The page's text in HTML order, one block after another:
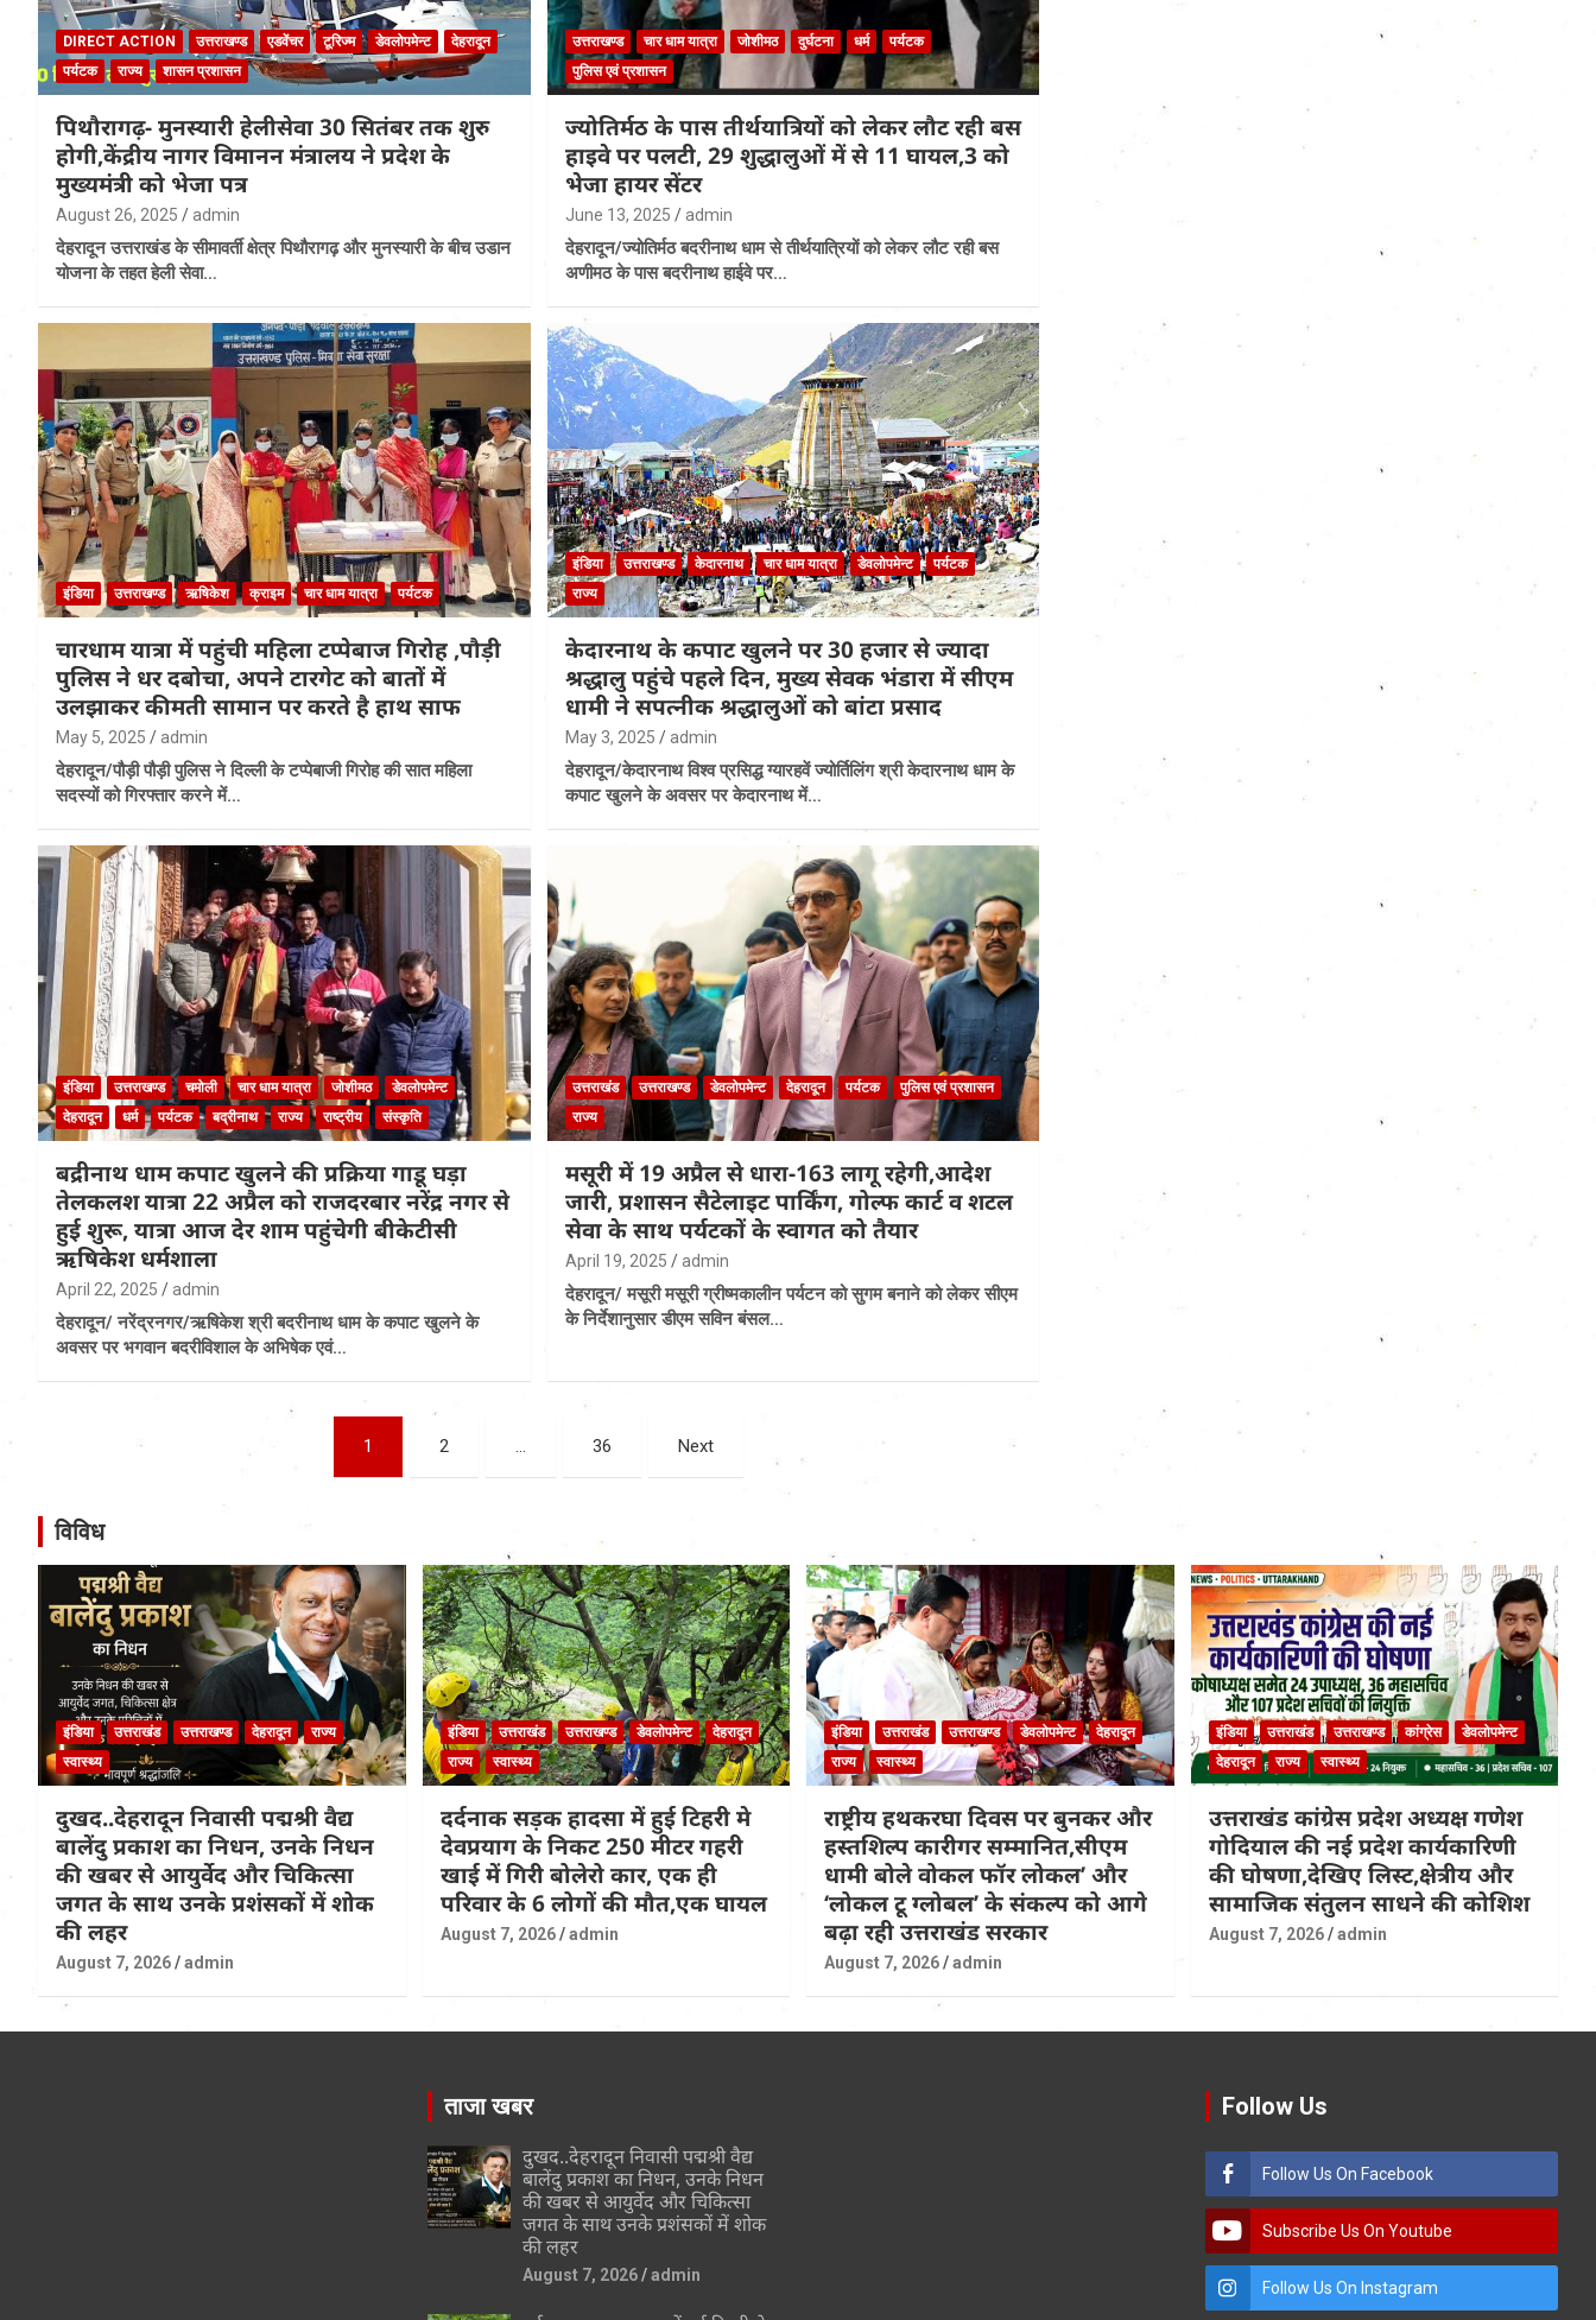
DIRECT ACTION उत्तराखण्ड एडवेंचर टूरिज्म डेवलोपमेन्ट
देहरादून
पर्यटक
राज्य शासन प्रशासन
पिथौरागढ़- मुनस्यारी हेलीसेवा 30 सितंबर तक शुरु
होगी,केंद्रीय नागर विमानन मंत्रालय ने प्रदेश के
मुख्यमंत्री को भेजा पत्र
August 26, 2025 admin
देहरादून उत्तराखंड के सीमावर्ती क्षेत्र पिथौरागढ़ और मुनस्यारी के बीच उडान
योजना के तहत हेली सेवा…
उत्तराखण्ड चार धाम यात्रा जोशीमठ दुर्घटना धर्म
पर्यटक
पुलिस एवं प्रशासन
ज्योतिर्मठ के पास तीर्थयात्रियों को लेकर लौट रही बस
हाइवे पर पलटी, 29 शुद्धालुओं में से 11 घायल,3 को
भेजा हायर सेंटर
June 13, 2025 admin
देहरादून/ज्योतिर्मठ बदरीनाथ धाम से तीर्थयात्रियों को लेकर लौट रही बस
अणीमठ के पास बदरीनाथ हाईवे पर…
इंडिया उत्तराखण्ड ऋषिकेश क्राइम चार धाम यात्रा पर्यटक
चारधाम यात्रा में पहुंची महिला टप्पेबाज गिरोह ,पौड़ी
पुलिस ने धर दबोचा, अपने टारगेट को बातों में
उलझाकर कीमती सामान पर करते है हाथ साफ
May 5, 2025 admin
देहरादून/पौड़ी पौड़ी पुलिस ने दिल्ली के टप्पेबाजी गिरोह की सात महिला
सदस्यों को गिरफ्तार करने में…
इंडिया उत्तराखण्ड केदारनाथ चार धाम यात्रा डेवलोपमेन्ट
पर्यटक
राज्य
केदारनाथ के कपाट खुलने पर 30 हजार से ज्यादा
श्रद्धालु पहुंचे पहले दिन, मुख्य सेवक भंडारा में सीएम
धामी ने सपत्नीक श्रद्धालुओं को बांटा प्रसाद
May 3, 2025 admin
देहरादून/केदारनाथ विश्व प्रसिद्ध ग्यारहवें ज्योर्तिलिंग श्री केदारनाथ धाम के
कपाट खुलने के अवसर पर केदारनाथ में…
इंडिया उत्तराखण्ड चमोली चार धाम यात्रा जोशीमठ
डेवलोपमेन्ट
देहरादून
धर्म पर्यटक बद्रीनाथ राज्य राष्ट्रीय संस्कृति
बद्रीनाथ धाम कपाट खुलने की प्रक्रिया गाडू घड़ा
तेलकलश यात्रा 22 अप्रैल को राजदरबार नरेंद्र नगर से
हुई शुरू, यात्रा आज देर शाम पहुंचेगी बीकेटीसी
ऋषिकेश धर्मशाला
April 22, 2025 admin
देहरादून/ ‌नरेंद्रनगर/ऋषिकेश श्री बदरीनाथ धाम के कपाट खुलने के
अवसर पर भगवान बदरीविशाल के अभिषेक एवं…
उत्तराखंड उत्तराखण्ड डेवलोपमेन्ट देहरादून पर्यटक
पुलिस एवं प्रशासन
राज्य
मसूरी में 19 अप्रैल से धारा-163 लागू रहेगी,आदेश
जारी, प्रशासन सैटेलाइट पार्किंग, गोल्फ कार्ट व शटल
सेवा के साथ पर्यटकों के स्वागत को तैयार
April 19, 2025 admin
देहरादून/ मसूरी मसूरी ग्रीष्मकालीन पर्यटन को सुगम बनाने को लेकर सीएम
के निर्देशानुसार डीएम सविन बंसल…
1 2 … 36 Next
विविध
इंडिया उत्तराखंड उत्तराखण्ड देहरादून
राज्य
स्वास्थ्य
दुखद..देहरादून निवासी पद्मश्री वैद्य
बालेंदु प्रकाश का निधन, उनके निधन
की खबर से आयुर्वेद और चिकित्सा
जगत के साथ उनके प्रशंसकों में शोक
की लहर
August 7, 2026 admin
इंडिया उत्तराखंड उत्तराखण्ड डेवलोपमेन्ट
देहरादून
राज्य
स्वास्थ्य
दर्दनाक सड़क हादसा में हुई टिहरी मे
देवप्रयाग के निकट 250 मीटर गहरी
खाई में गिरी बोलेरो कार, एक ही
परिवार के 6 लोगों की मौत,एक घायल
August 7, 2026 admin
इंडिया उत्तराखंड उत्तराखण्ड डेवलोपमेन्ट
देहरादून
राज्य
स्वास्थ्य
राष्ट्रीय हथकरघा दिवस पर बुनकर और
हस्तशिल्प कारीगर सम्मानित,सीएम
धामी बोले वोकल फॉर लोकल’ और
‘लोकल टू ग्लोबल’ के संकल्प को आगे
बढ़ा रही उत्तराखंड सरकार
August 7, 2026 admin
इंडिया उत्तराखंड उत्तराखण्ड कांग्रेस
डेवलोपमेन्ट
देहरादून
राज्य स्वास्थ्य
उत्तराखंड कांग्रेस प्रदेश अध्यक्ष गणेश
गोदियाल की नई प्रदेश कार्यकारिणी
की घोषणा,देखिए लिस्ट,क्षेत्रीय और
सामाजिक संतुलन साधने की कोशिश
August 7, 2026 admin
ताजा खबर
दुखद..देहरादून निवासी पद्मश्री वैद्य
बालेंदु प्रकाश का निधन, उनके निधन
की खबर से आयुर्वेद और चिकित्सा
जगत के साथ उनके प्रशंसकों में शोक
की लहर
August 7, 2026 admin
Follow Us
Follow Us On Facebook
Subscribe Us On Youtube
Follow Us On Instagram